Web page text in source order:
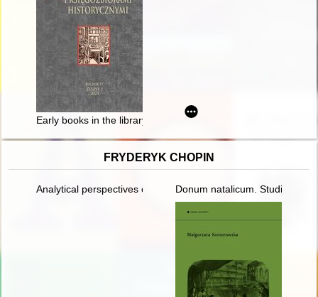
Early books in the library of the parish of St John the Baptist in
FRYDERYK CHOPIN
Analytical perspectives on the music of Chopin
Donum natalicum. Studia